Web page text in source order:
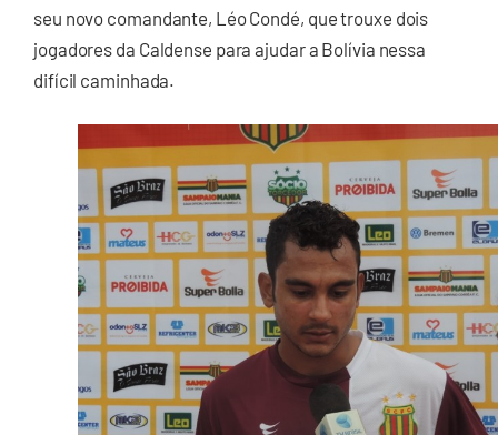
seu novo comandante, Léo Condé, que trouxe dois
jogadores da Caldense para ajudar a Bolívia nessa
difícil caminhada.